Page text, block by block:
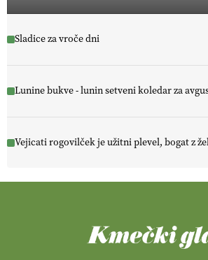
Sladice za vroče dni
Lunine bukve - lunin setveni koledar za
Vejicati rogovilček je užitni plevel, bogat z